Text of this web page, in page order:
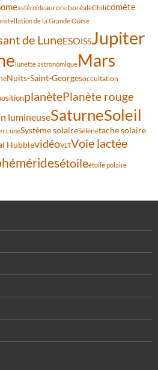
astéroïdeaurore boréaleChilicomète
de la Grande Ourse
de LuneESOISSJupiter
lunette astronomiqueMars
Nuits-Saint-Georgesoccultation
planètePlanète rouge
lumineuseSaturneSoleil
LuneSystème solaireSélénétache solaire
HubblevidéoVLTVoie lactée
étoileétoile polaire